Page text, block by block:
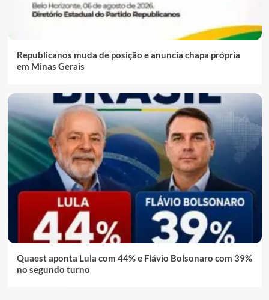
Republicanos muda de posição e anuncia chapa própria
em Minas Gerais
Quaest aponta Lula com 44% e Flávio Bolsonaro com 39%
no segundo turno